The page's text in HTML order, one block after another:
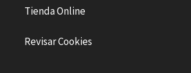
Tienda Online
Revisar Cookies